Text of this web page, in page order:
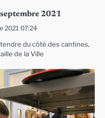
2021
2021 07:24
du côté des cantines,
de la Ville